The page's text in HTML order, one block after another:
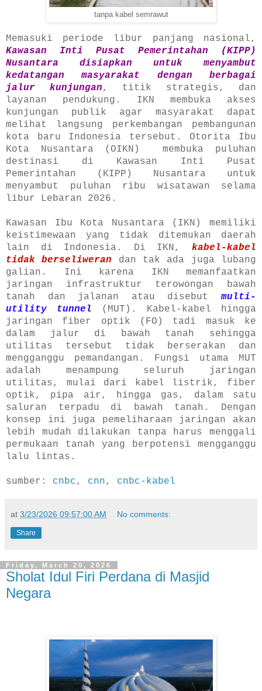
tanpa kabel semrawut
Memasuki periode libur panjang nasional,
Kawasan Inti Pusat Pemerintahan (KIPP)
Nusantara disiapkan untuk menyambut
kedatangan masyarakat dengan berbagai
jalur kunjungan, titik strategis, dan
layanan pendukung. IKN membuka akses
kunjungan publik agar masyarakat dapat
melihat langsung perkembangan pembangunan
kota baru Indonesia tersebut. Otorita Ibu
Kota Nusantara (OIKN) membuka puluhan
destinasi di Kawasan Inti Pusat
Pemerintahan (KIPP) Nusantara untuk
menyambut puluhan ribu wisatawan selama
libur Lebaran 2026.
Kawasan Ibu Kota Nusantara (IKN) memiliki
keistimewaan yang tidak ditemukan daerah
lain di Indonesia. Di IKN, kabel-kabel
tidak berseliweran dan tak ada juga lubang
galian. Ini karena IKN memanfaatkan
jaringan infrastruktur terowongan bawah
tanah dan jalanan atau disebutmulti-
utility tunnel (MUT). Kabel-kabel hingga
jaringan fiber optik (FO) tadi masuk ke
dalam jalur di bawah tanah sehingga
utilitas tersebut tidak berserakan dan
mengganggu pemandangan. Fungsi utama MUT
adalah menampung seluruh jaringan
utilitas, mulai dari kabel listrik, fiber
optik, pipa air, hingga gas, dalam satu
saluran terpadu di bawah tanah. Dengan
konsep ini juga pemeliharaan jaringan akan
lebih mudah dilakukan tanpa harus menggali
permukaan tanah yang berpotensi mengganggu
lalu lintas.
sumber: cnbc, cnn, cnbc-kabel
at 3/23/2026 09:57:00 AM No comments:
Share
Friday, March 20, 2026
Sholat Idul Firi Perdana di Masjid
Negara